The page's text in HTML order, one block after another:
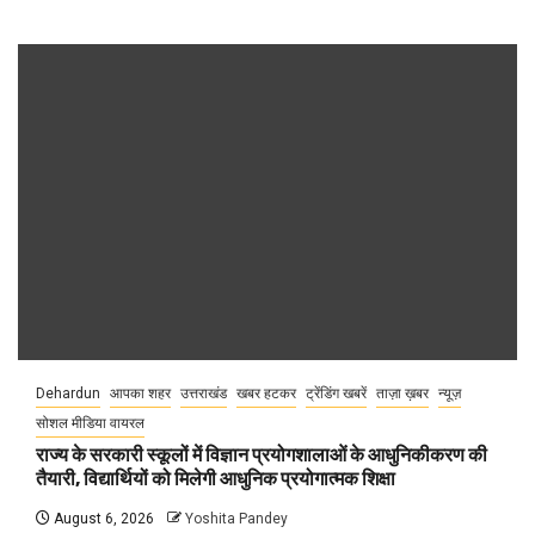
Dehardun आपका शहर उत्तराखंड खबर हटकर ट्रेंडिंग खबरें ताज़ा ख़बर न्यूज़
सोशल मीडिया वायरल
राज्य के सरकारी स्कूलों में विज्ञान प्रयोगशालाओं के आधुनिकीकरण की
तैयारी, विद्यार्थियों को मिलेगी आधुनिक प्रयोगात्मक शिक्षा
August 6, 2026 Yoshita Pandey